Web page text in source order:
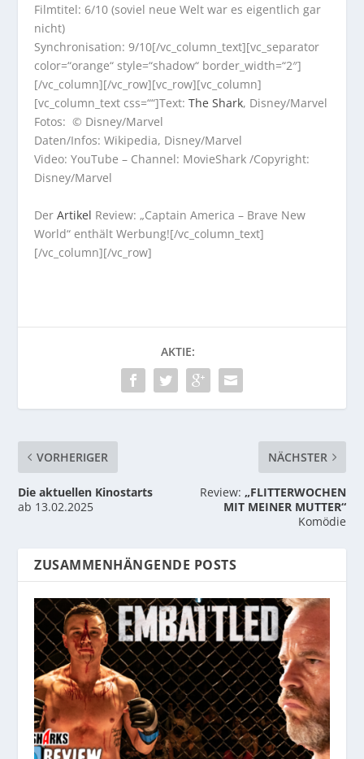
Filmtitel: 6/10 (soviel neue Welt war es eigentlich gar
nicht)
Synchronisation: 9/10[/vc_column_text][vc_separator
color=“orange“ style=“shadow“ border_width=“2″]
[/vc_column][/vc_row][vc_row][vc_column]
[vc_column_text css=““]Text:The Shark, Disney/Marvel
Fotos: © Disney/Marvel
Daten/Infos: Wikipedia, Disney/Marvel
Video: YouTube – Channel: MovieShark /Copyright:
Disney/Marvel
DerArtikel Review: „Captain America – Brave New
World“ enthält Werbung![/vc_column_text]
[/vc_column][/vc_row]
AKTIE:
VORHERIGER
Die aktuellen Kinostarts
ab 13.02.2025
NÄCHSTER
Review: „FLITTERWOCHEN
MIT MEINER MUTTER“
Komödie
ZUSAMMENHÄNGENDE POSTS